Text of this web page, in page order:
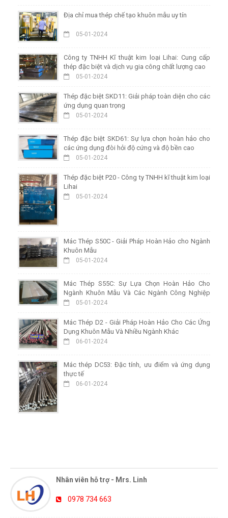
Địa chỉ mua thép chế tạo khuôn mẫu uy tín
05-01-2024
Công ty TNHH Kĩ thuật kim loại Lihai: Cung cấp
thép đặc biệt và dịch vụ gia công chất lượng cao
05-01-2024
Thép đặc biệt SKD11: Giải pháp toàn diện cho các
ứng dụng quan trọng
05-01-2024
Thép đặc biệt SKD61: Sự lựa chọn hoàn hảo cho
các ứng dụng đòi hỏi độ cứng và độ bền cao
05-01-2024
Thép đặc biệt P20 - Công ty TNHH kĩ thuật kim loại
Lihai
05-01-2024
Mác Thép S50C - Giải Pháp Hoàn Hảo cho Ngành
Khuôn Mẫu
05-01-2024
Mác Thép S55C: Sự Lựa Chọn Hoàn Hảo Cho
Ngành Khuôn Mẫu Và Các Ngành Công Nghiệp
Khác05-01-2024
Mác Thép D2 - Giải Pháp Hoàn Hảo Cho Các Ứng
Dụng Khuôn Mẫu Và Nhiều Ngành Khác
06-01-2024
Mác thép DC53: Đặc tính, ưu điểm và ứng dụng
thực tế
06-01-2024
Nhân viên hỗ trợ - Mrs. Linh
0978 734 663